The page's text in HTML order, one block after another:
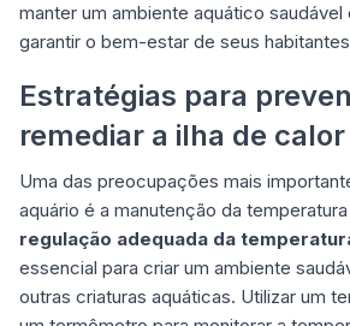
manter um ambiente aquático saudável
garantir o bem-estar de seus
Estratégias para
remediar a ilha de calor
Uma das preocupações mais
aquário é a manutenção da
regulação adequada da
essencial para criar um ambiente
outras criaturas aquáticas. Utilizar um